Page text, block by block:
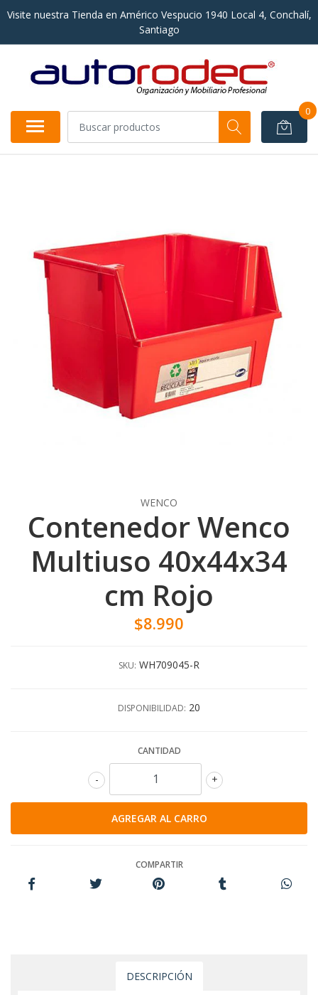
Visite nuestra Tienda en Américo Vespucio 1940 Local 4, Conchalí,
Santiago
0
WENCO
Contenedor Wenco
Multiuso 40x44x34
cm Rojo
$8.990
SKU: WH709045-R
DISPONIBILIDAD: 20
CANTIDAD
+
-
COMPARTIR
DESCRIPCIÓN